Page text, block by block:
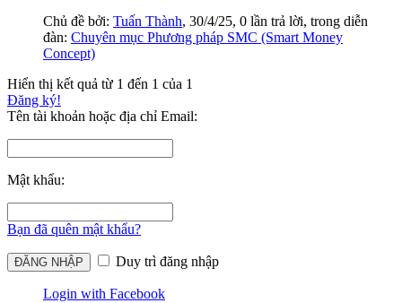
Chủ đề bởi: Tuấn Thành, 30/4/25, 0 lần trả lời, trong diễn
đàn: Chuyên mục Phương pháp SMC (Smart Money
Concept)
Hiển thị kết quả từ 1 đến 1 của 1
Đăng ký!
Tên tài khoản hoặc địa chỉ Email:
Mật khẩu:
Bạn đã quên mật khẩu?
Duy trì đăng nhập
Login with Facebook